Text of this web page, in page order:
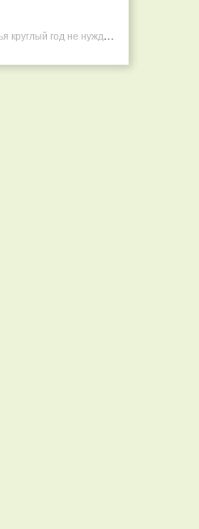
Горжусь тем, что моя семья круглый год не нуждается в покупных витаминах